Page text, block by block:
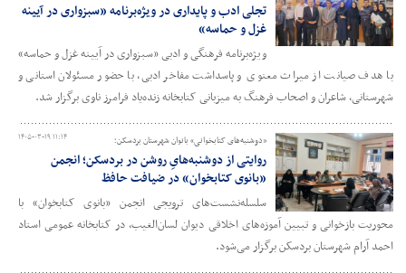
تجلی ادب و پایداری در ویژه‌برنامه «سبزواری در آیینه
غزل و حماسه»
ویژه‌برنامه فرهنگی و ادبی «سبزواری در آیینه غزل و حماسه»
با هدف صیانت از میراث معنوی و پاسداشت مفاخر ادبی، با حضور مسئولان استانی و
شهرستانی، شاعران و اصحاب فرهنگ به میزبانی کتابخانه زنده‌یاد فرامرز ناوی برگزار شد.
۱۴۰۵-۰۳-۱۹ ۱۱:۱۴ «دوشنبه‌های کتابخوانی» بانوان شهرستان بردسکن؛
روایتی از دوشنبه‌هایِ روشن در بردسکن؛ انجمن
«بانوی کتابخوان» در ضیافت حافظ
سلسله‌نشست‌های ترویجی انجمن «بانوی کتابخوان» با
محوریت بازخوانی و تبیین آموزه‌های اخلاقی دیوان لسان‌الغیب، در کتابخانه عمومی استاد
احمد آرام شهرستان بردسکن برگزار می‌شود.